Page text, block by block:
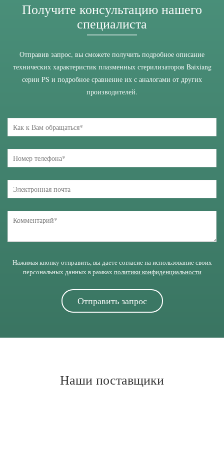
Получите консультацию нашего
специалиста
Отправив запрос, вы сможете получить подробное описание
технических характеристик плазменных стерилизаторов Baixiang
серии PS и подробное сравнение их с аналогами от других
производителей.
Нажимая кнопку отправить, вы даете согласие на использование своих
персональных данных в рамкахполитики конфиденциальности
Наши поставщики